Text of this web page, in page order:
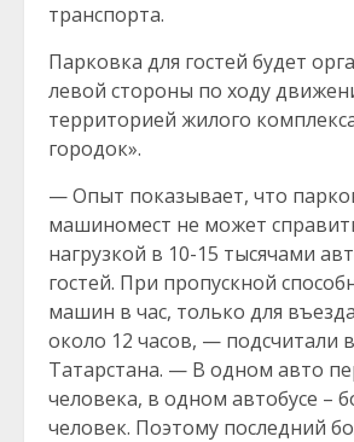
транспорта.
Парковка для гостей будет
левой стороны по ходу
территорией жилого
городок».
— Опыт показывает, что
машиномест не может
нагрузкой в 10-15 тысячами
гостей. При пропускной
машин в час, только для
около 12 часов, — подсчитали
Татарстана. — В одном авто
человека, в одном автобусе –
человек. Поэтому последний